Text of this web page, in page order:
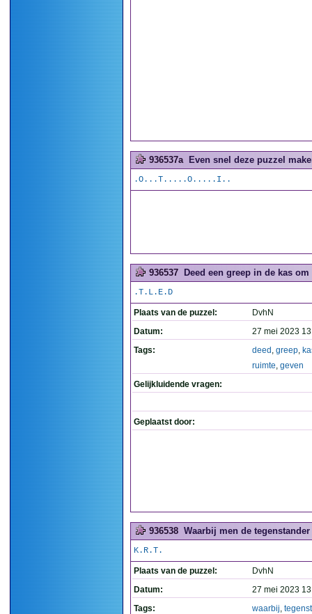
936537a Even snel deze puzzel
.O...T.....O.....I..
936537 Deed een greep in de kas
.T.L.E.D
Plaats van de puzzel:
DvhN
Datum:
27 mei 2023
Tags:
deed , greep,
ruimte, geven
Gelijkluidende vragen:
Geplaatst door:
936538 Waarbij men de
K.R.T.
Plaats van de puzzel:
DvhN
Datum:
27 mei 2023
Tags:
waarbij,